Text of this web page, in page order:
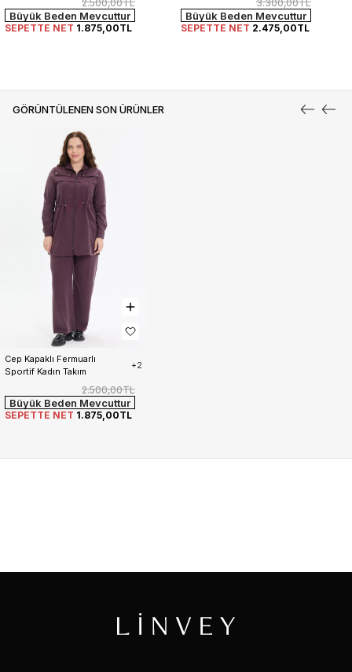
GÖRÜNTÜLENEN SON ÜRÜNLER
Cep Kapaklı Fermuarlı
Sportif Kadın Takım
+2
2.500,00TL
Büyük Beden Mevcuttur
SEPETTE NET 1.875,00TL
2.500,00TL
Büyük Beden Mevcuttur
SEPETTE NET 1.875,00TL
3.300,00TL
Büyük Beden Mevcuttur
SEPETTE NET 2.475,00TL